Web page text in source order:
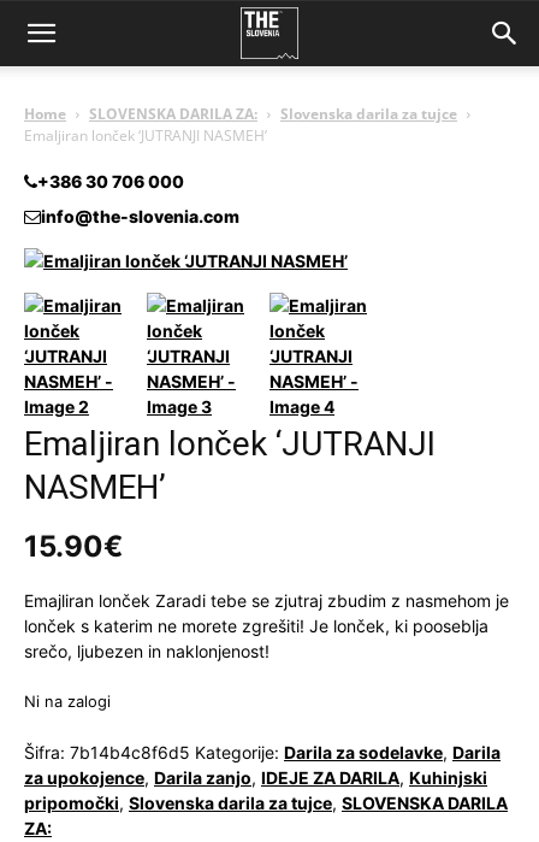
Home SLOVENSKA DARILA ZA:
Slovenska darila za tujce
Emaljiran lonček ‘JUTRANJI NASMEH’
+386 30 706 000
info@the-slovenia.com
Emaljiran lonček ‘JUTRANJI
NASMEH’
15.90€
Emajliran lonček Zaradi tebe se zjutraj zbudim z nasmehom je
lonček s katerim ne morete zgrešiti! Je lonček, ki pooseblja
srečo, ljubezen in naklonjenost!
Ni na zalogi
Šifra: 7b14b4c8f6d5 Kategorije: Darila za sodelavke, Darila
za upokojence, Darila zanjo, IDEJE ZA DARILA, Kuhinjski
pripomočki, Slovenska darila za tujce, SLOVENSKA DARILA
ZA: